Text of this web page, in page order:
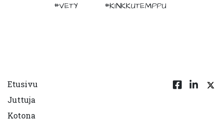
#VETY #KINKKUTEMPPU
Etusivu
Juttuja
Kotona